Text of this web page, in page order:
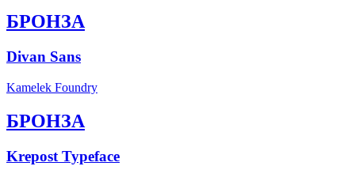
БРОНЗА
Divan Sans
Kamelek Foundry
БРОНЗА
Krepost Typeface